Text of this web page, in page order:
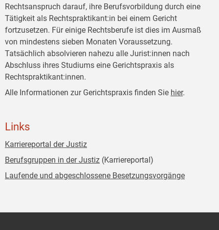
Rechtsanspruch darauf, ihre Berufsvorbildung durch eine
Tätigkeit als Rechtspraktikant:in bei einem Gericht
fortzusetzen. Für einige Rechtsberufe ist dies im Ausmaß
von mindestens sieben Monaten Voraussetzung.
Tatsächlich absolvieren nahezu alle Jurist:innen nach
Abschluss ihres Studiums eine Gerichtspraxis als
Rechtspraktikant:innen.
Alle Informationen zur Gerichtspraxis finden Sie hier.
Links
Karriereportal der Justiz
Berufsgruppen in der Justiz (Karriereportal)
Laufende und abgeschlossene Besetzungsvorgänge